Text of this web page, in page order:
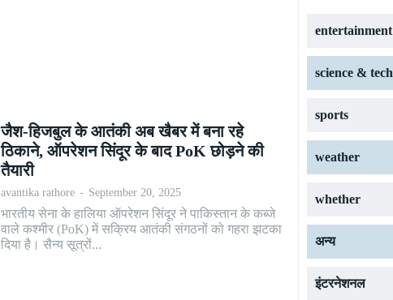
जैश-हिजबुल के आतंकी अब खैबर में बना रहे
ठिकाने, ऑपरेशन सिंदूर के बाद PoK छोड़ने की
तैयारी
avantika rathore - September 20, 2025
भारतीय सेना के हालिया ऑपरेशन सिंदूर ने पाकिस्तान के कब्जे
वाले कश्मीर (PoK) में सक्रिय आतंकी संगठनों को गहरा झटका
दिया है। सैन्य सूत्रों...
entertainment
science & tech
sports
weather
whether
अन्य
इंटरनेशनल